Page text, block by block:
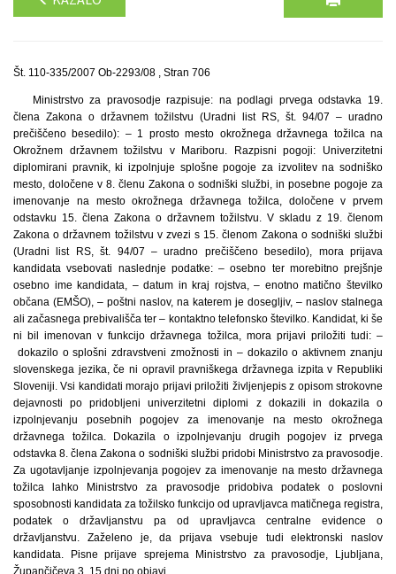
Št. 110-335/2007 Ob-2293/08 , Stran 706
Ministrstvo za pravosodje razpisuje: na podlagi prvega odstavka 19.
člena Zakona o državnem tožilstvu (Uradni list RS, št. 94/07 – uradno
prečiščeno besedilo): – 1 prosto mesto okrožnega državnega tožilca na
Okrožnem državnem tožilstvu v Mariboru. Razpisni pogoji: Univerzitetni
diplomirani pravnik, ki izpolnjuje splošne pogoje za izvolitev na sodniško
mesto, določene v 8. členu Zakona o sodniški službi, in posebne pogoje za
imenovanje na mesto okrožnega državnega tožilca, določene v prvem
odstavku 15. člena Zakona o državnem tožilstvu. V skladu z 19. členom
Zakona o državnem tožilstvu v zvezi s 15. členom Zakona o sodniški službi
(Uradni list RS, št. 94/07 – uradno prečiščeno besedilo), mora prijava
kandidata vsebovati naslednje podatke: – osebno ter morebitno prejšnje
osebno ime kandidata, – datum in kraj rojstva, – enotno matično številko
občana (EMŠO), – poštni naslov, na katerem je dosegljiv, – naslov stalnega
ali začasnega prebivališča ter – kontaktno telefonsko številko. Kandidat, ki še
ni bil imenovan v funkcijo državnega tožilca, mora prijavi priložiti tudi: –
dokazilo o splošni zdravstveni zmožnosti in – dokazilo o aktivnem znanju
slovenskega jezika, če ni opravil pravniškega državnega izpita v Republiki
Sloveniji. Vsi kandidati morajo prijavi priložiti življenjepis z opisom strokovne
dejavnosti po pridobljeni univerzitetni diplomi z dokazili in dokazila o
izpolnjevanju posebnih pogojev za imenovanje na mesto okrožnega
državnega tožilca. Dokazila o izpolnjevanju drugih pogojev iz prvega
odstavka 8. člena Zakona o sodniški službi pridobi Ministrstvo za pravosodje.
Za ugotavljanje izpolnjevanja pogojev za imenovanje na mesto državnega
tožilca lahko Ministrstvo za pravosodje pridobiva podatek o poslovni
sposobnosti kandidata za tožilsko funkcijo od upravljavca matičnega registra,
podatek o državljanstvu pa od upravljavca centralne evidence o
državljanstvu. Zaželeno je, da prijava vsebuje tudi elektronski naslov
kandidata. Pisne prijave sprejema Ministrstvo za pravosodje, Ljubljana,
Župančičeva 3, 15 dni po objavi.